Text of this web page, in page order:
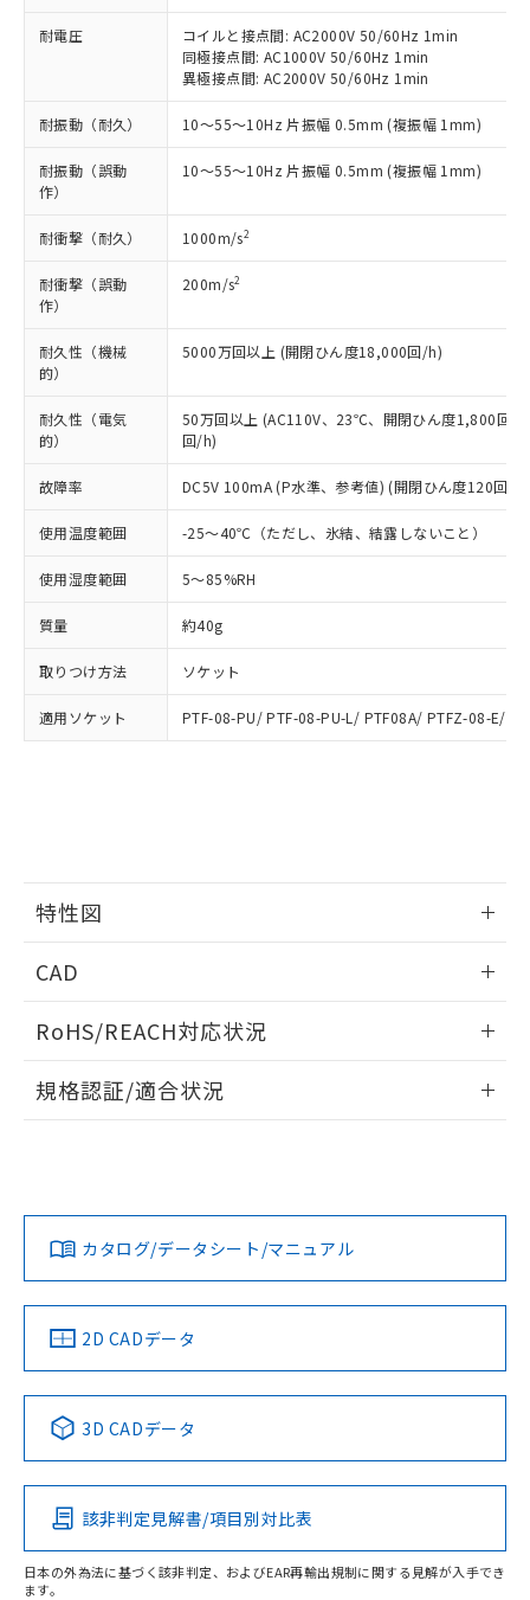
耐電圧
コイルと接点間: AC2000V 50/60Hz 1min
同極接点間: AC1000V 50/60Hz 1min
異極接点間: AC2000V 50/60Hz 1min
耐振動（耐久） 10～55～10Hz 片振幅 0.5mm (複振幅 1mm)
耐振動（誤動
作）
10～55～10Hz 片振幅 0.5mm (複振幅 1mm)
耐衝撃（耐久） 1000m/s2
耐衝撃（誤動
作）
200m/s2
耐久性（機械
的）
5000万回以上 (開閉ひん度18,000回/h)
耐久性（電気
的）
50万回以上 (AC110V、23℃、開閉ひん度1,800回/
回/h)
故障率 DC5V 100mA (P水準、参考値) (開閉ひん度120回/
使用温度範囲 -25～40℃（ただし、氷結、結露しないこと）
使用湿度範囲 5～85%RH
質量 約40g
取りつけ方法 ソケット
適用ソケット PTF-08-PU/ PTF-08-PU-L/ PTF08A/ PTFZ-08-E/
特性図
開閉容量
CAD
ドすることができます。
ログイン/会員登録
ダウンロードデータをご利用いただく前に、以下を必ずお読
みください。
ソフトウェアの使用条件
RoHS/REACH対応状況
EU RoHS 注意事項・凡例
対応済み
中国 RoHS 注意事項・凡例
Pb Hg Cd Cr(VI)
O
規格認証/適合状況
LR型式承認
（イギリス
船舶規格）
DNV型式承認
（ノルウェー
BV型式承認
（フランス
KR型式
（韓国
Yes No No No
この製品の規格認証/適合状況ページへ
その他の認証はこちらのページからご検索ください
カタログ/データシート/マニュアル
2D CADデータ
3D CADデータ
該非判定見解書/項目別対比表
日本の外為法に基づく該非判定、およびEAR再輸出規制に関する見解が入手でき
ます。
在庫状況および標準価格照会結果は、
記載している更新日時点での社内デー
タに基づき作成されるものであり、閲
覧された時点での実際の在庫および標
準価格とは異なる場合があることをご
了承ください。
正式な納期状況および標準価格はお客
様のお取引先、またはお客様担当のオ
ムロン制御機器販売店・当社販売員に
ご相談ください。
オムロン制御機器販売店や当社販売拠
点は「販売ネットワーク
在庫状況および標準価格結果を当社の
事前の承諾なく第三者に漏洩または開
マイパーツ機能（部品リスト作成サー
ビス）をご利用いただくには、I-Web
メンバーズにご登録されている必要が
あります。
お客様が当ウェブサイト上で当社にご
登録された部品リストについて、当社
および当社の共同利用者が、当社の製
品・サービスに関するお客様との取
引・商談に必要な範囲で利用すること
をご了承ください。
※当社の共同利用者とは、
の共同利用に関して"
用者の範囲」に記載されている法人を
指します。
*EU RoHS指令（10物質）：
鉛(Pb) 1000ppm以下、 水銀(Hg) 1000ppm以下、 カド
ミウム(Cd) 100ppm以下、
六価クロム(Cr(Ⅵ)) 1000ppm以下、ポリ臭化ビフェニル
類(PBB) 1000ppm以下、ポリ臭化ジフェニルエーテル類
(PBDE) 1000ppm以下、フタル酸ビス(2-エチルヘキシ
ルベンジル（BBP） 1000ppm以下、フタル酸ジブチル
(DIBP) 1000ppm以下
但し、RoHS指令で産業用監視および制御機器に対する
適用除外項目は除く。
フタル酸エステル類の４物質については閾値を超える意
図的な使用がないことを確認しています。
※2 対応予定月
部品在庫の切り替え状況などにより、予定
月が前後することがあります。
※3 非含有証明書ダウンロード
下記の非含有証明書をダウンロードするこ
とができます。
EU RoHS指令（10物質）の非含有証明書
51物質の非含有証明書（当社基準）
※本証明書は発行日時点で非含有を証明す
るもので、過去に遡って非含有を証明する
していることから、特段のことがない限
り、2022年1月12日より割愛しておりま
す。
い合わせください。
*中国RoHS10物質の基準値 (GB/T26572)：
Pb(鉛) :1000ppm、 Hg(水銀) : 1000ppm、 Cd(カドミウ
ム) : 100ppm、
Cr(Ⅵ)(六価クロム) : 1000ppm、 PBBs(ポリ臭化ビフェ
ニル類) : 1000ppm、 PBDEs(ポリ臭化ジフェニルエーテ
ル類) : 1000ppm、
DBP(フタル酸ジブチル) : 1000ppm、 DIBP(フタル酸ジ
ル) : 1000ppm、
DEHP(フタル酸ビス(2-エチルヘキシル)) : 1000ppm
「ｅ」：有害物質（10物質）のすべてが基
「10」：通常の使用状況下において有害物
質が外部に漏えいし、環境に深刻な影響を
及ぼさない年数を意味します。
「－」：未確認です。当社販売部門へお問
い合わせください。
為替および外国貿易法に定める商品
（以下｢規制貨物等」という）を輸出
または国外への提供する場合は、日本
国政府の輸出許可(または役務取引許
可)を取得するなどの必要な手続きを
とります。
当社は規制貨物を破棄する場合は、完
全に破砕するなど、違法に輸出されな
当社は貴社製品を、核兵器、ミサイ
ル、化学兵器、生物兵器またはその他
武器並びにこれらの製造装置等に一切
当社は、貴社製品を第三者に販売する
場合は、上記1、2および3の内容を当
販売先および販売に係わる関係者が違
法に輸出するおそれがある場合は、取
り引きをいたしません。
合意する キャンセル
説明
一定数以上の在庫あり
在庫なし(最新の在庫状況につ
いては、お客様のお取引先、ま
機器販売店・当社販売員にご確
認ください)
空
受注生産機種、また在庫状況の
情報を公開していない機種